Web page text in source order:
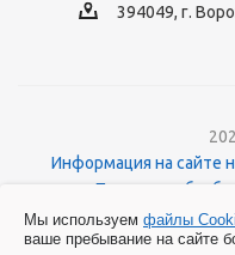
394049, г.
Информация на сайте
Политика
О
Мы используем файлы
ваше пребывание на сайте